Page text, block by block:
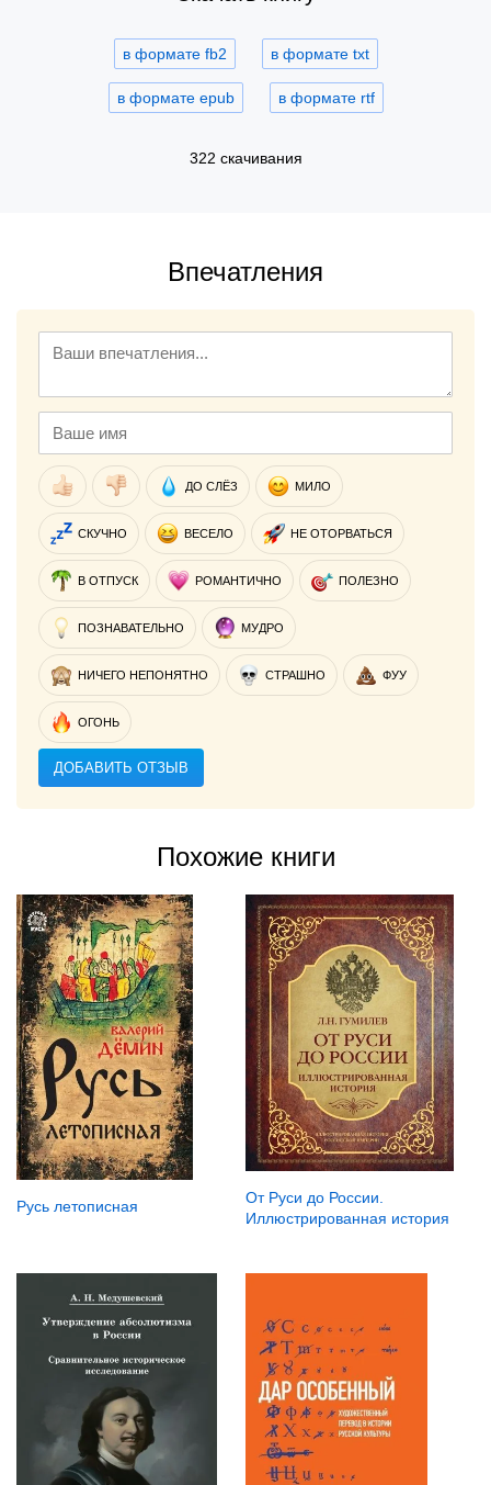
в формате fb2 в формате txt
в формате epub в формате rtf
322 скачивания
Впечатления
ДО СЛЁЗ МИЛО
СКУЧНО ВЕСЕЛО НЕ ОТОРВАТЬСЯ
В ОТПУСК РОМАНТИЧНО ПОЛЕЗНО
ПОЗНАВАТЕЛЬНО МУДРО
НИЧЕГО НЕПОНЯТНО СТРАШНО ФУУ
ОГОНЬ
ДОБАВИТЬ ОТЗЫВ
Похожие книги
Русь летописная
От Руси до России.
Иллюстрированная история